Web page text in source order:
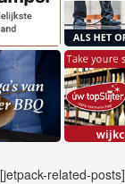
[jetpack-related-posts]